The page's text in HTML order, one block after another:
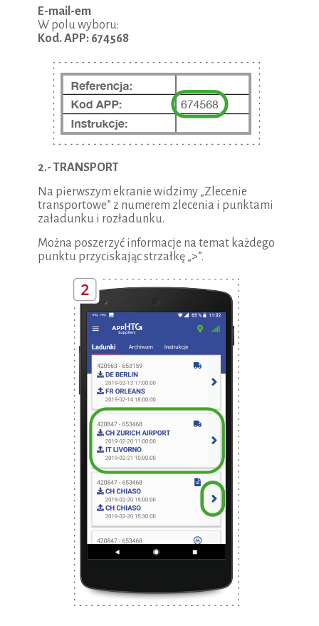
E-mail-em
W polu wyboru:
Kod. APP: 674568
2.- TRANSPORT
Na pierwszym ekranie widzimy „Zlecenie
transportowe” z numerem zlecenia i punktami
załadunku i rozładunku.
Można poszerzyć informacje na temat każdego
punktu przyciskając strzałkę „>”.